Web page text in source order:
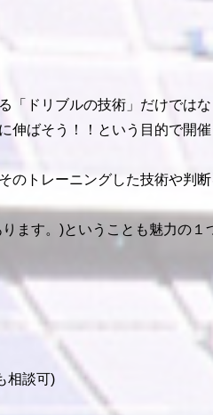
「ドリブルの技術」だけでは
伸ばそう！！という目的で開催
のトレーニングした技術や判
ます。)ということも魅力の
相談可)